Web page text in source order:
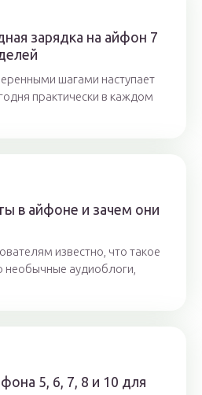
зарядка на айфон 7
шагами наступает
практически в каждом
в айфоне и зачем они
известно, что такое
необычные аудиоблоги,
5, 6, 7, 8 и 10 для